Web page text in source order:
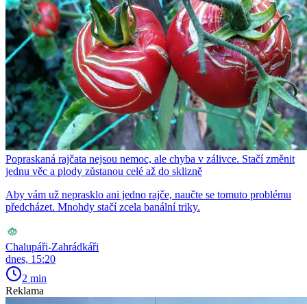
Popraskaná rajčata nejsou nemoc, ale chyba v zálivce. Stačí změnit
jednu věc a plody zůstanou celé až do sklizně
Aby vám už neprasklo ani jedno rajče, naučte se tomuto problému
předcházet. Mnohdy stačí zcela banální triky.
Chalupáři-Zahrádkáři
dnes, 15:20
2 min
Reklama